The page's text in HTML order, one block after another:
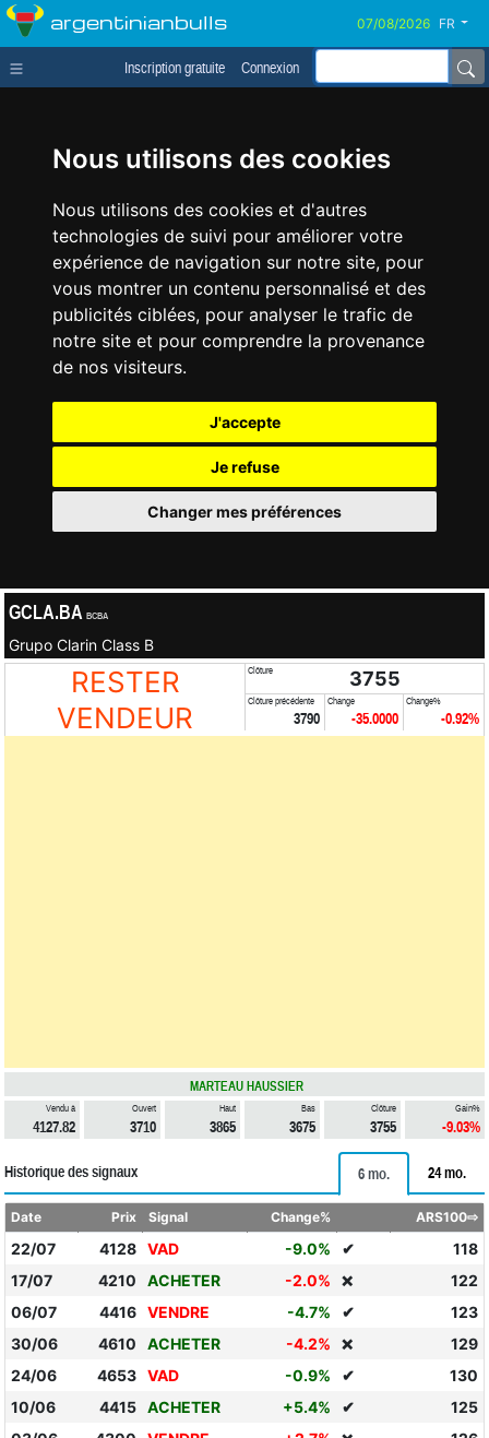
Nous utilisons des cookies
Nous utilisons des cookies et d'autres
technologies de suivi pour améliorer votre
expérience de navigation sur notre site, pour
vous montrer un contenu personnalisé et des
publicités ciblées, pour analyser le trafic de
notre site et pour comprendre la provenance
de nos visiteurs.
J'accepte
Je refuse
Changer mes préférences
argentinianbulls FR
Inscription gratuite Connexion
GCLA.BA BCBA
Grupo Clarin Class B
RESTER
VENDEUR
Clôture 3755
Clôture précédente
3790
Change
-35.0000
Change%
-0.92%
MARTEAU HAUSSIER
Vendu à
4127.82
Ouvert
3710
Haut
3865
Bas
3675
Clôture
3755
Gain%
-9.03%
Historique des signaux 6 mo. 24 mo.
Date Prix Signal Change% ARS100⇨
22/07 4128 VAD -9.0% ✔
118
17/07
4210 ACHETER -2.0% ❌
122
06/07
4416 VENDRE -4.7% ✔
123
30/06
4610 ACHETER -4.2% ❌
129
24/06
4653 VAD -0.9% ✔
130
10/06
4415 ACHETER +5.4% ✔
125